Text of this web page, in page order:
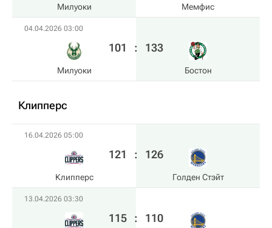
Милуоки Мемфис
04.04.2026 03:00
Милуоки
101 : 133
Бостон
Клипперс
16.04.2026 05:00
Клипперс
121 : 126
Голден Стэйт
13.04.2026 03:30
115 : 110